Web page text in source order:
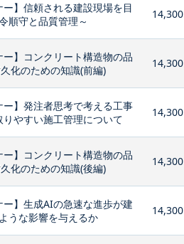
ー】信頼される建設現場を目
順守と品質管理～
14,300
ー】コンクリート構造物の品
化のための知識(前編)
14,300
ー】発注者思考で考える工事
やすい施工管理について
14,300
ー】コンクリート構造物の品
化のための知識(後編)
14,300
ー】生成AIの急速な進歩が建
うな影響を与えるか
14,300